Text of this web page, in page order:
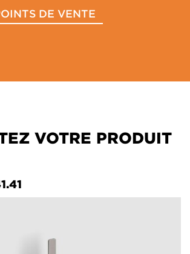
DE VENTE
VOTRE PRODUIT